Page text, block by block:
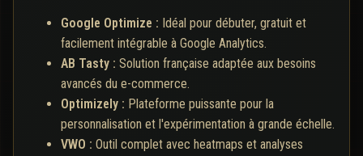
Google Optimize : Idéal pour débuter, gratuit et
facilement intégrable à Google Analytics.
AB Tasty : Solution française adaptée aux besoins
avancés du e-commerce.
Optimizely : Plateforme puissante pour la
personnalisation et l'expérimentation à grande échelle.
VWO : Outil complet avec heatmaps et analyses